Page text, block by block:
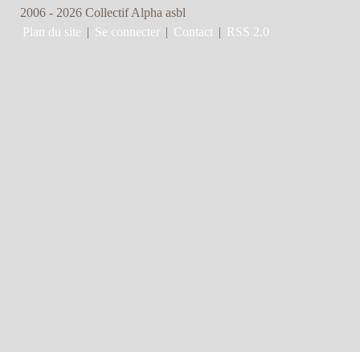
2006 - 2026 Collectif Alpha asbl
Plan du site | Se connecter | Contact | RSS 2.0